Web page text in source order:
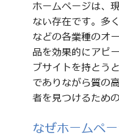
ホームページは、
ない存在です。多
などの各業種のオ
品を効果的にアピ
ブサイトを持とう
でありながら質の
者を見つけるため
なぜホームペ